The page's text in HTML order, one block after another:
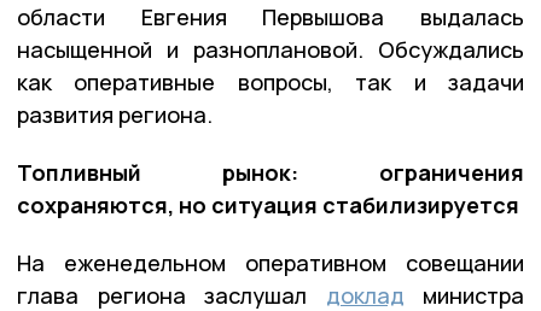
области Евгения Первышова выдалась
насыщенной и разноплановой. Обсуждались
как оперативные вопросы, так и задачи
развития региона.
Топливный рынок: ограничения
сохраняются, но ситуация стабилизируется
На еженедельном оперативном совещании
глава региона заслушал доклад министра